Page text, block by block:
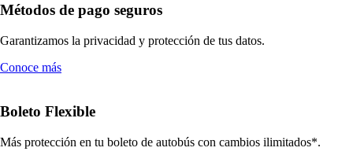
Métodos de pago seguros
Garantizamos la privacidad y protección de tus datos.
Conoce más
Boleto Flexible
Más protección en tu boleto de autobús con cambios ilimitados*.